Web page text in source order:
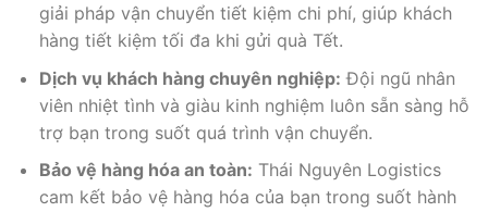
giải pháp vận chuyển tiết kiệm chi phí, giúp khách
hàng tiết kiệm tối đa khi gửi quà Tết.
Dịch vụ khách hàng chuyên nghiệp: Đội ngũ nhân
viên nhiệt tình và giàu kinh nghiệm luôn sẵn sàng hỗ
trợ bạn trong suốt quá trình vận chuyển.
Bảo vệ hàng hóa an toàn: Thái Nguyên Logistics
cam kết bảo vệ hàng hóa của bạn trong suốt hành